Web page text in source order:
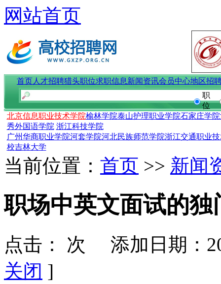
网站首页
首页人才招聘猎头职位求职信息新闻资讯会员中心地区招
职
位
北京信息职业技术学院榆林学院泰山护理职业学院石家庄学院
秀外国语学院 浙江科技学院
广州华商职业学院河套学院河北民族师范学院浙江交通职业
校吉林大学
当前位置： 首页 >> 新闻
职场中英文面试的独
点击：
次 添加日期：
关闭 ]